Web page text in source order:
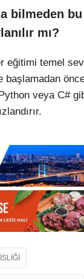
bilmeden
mı?
eğitimi temel
başlamadan
veya C#